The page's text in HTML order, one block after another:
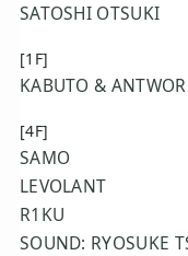
SATOSHI OTSUKI
[1F]
KABUTO &
[4F]
SAMO
LEVOLANT
R1KU
SOUND: RYOSUKE